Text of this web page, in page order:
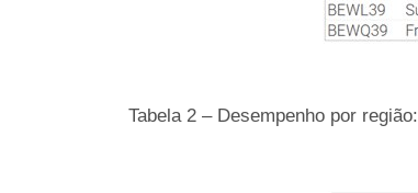
Tabela 2 – Desempenho por região: